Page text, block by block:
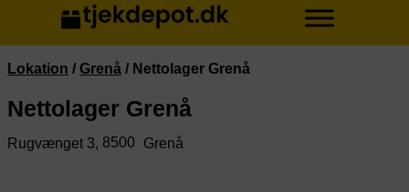
Lokation / Grenå / Nettolager Grenå
Nettolager Grenå
Rugvænget 3, 8500 Grenå